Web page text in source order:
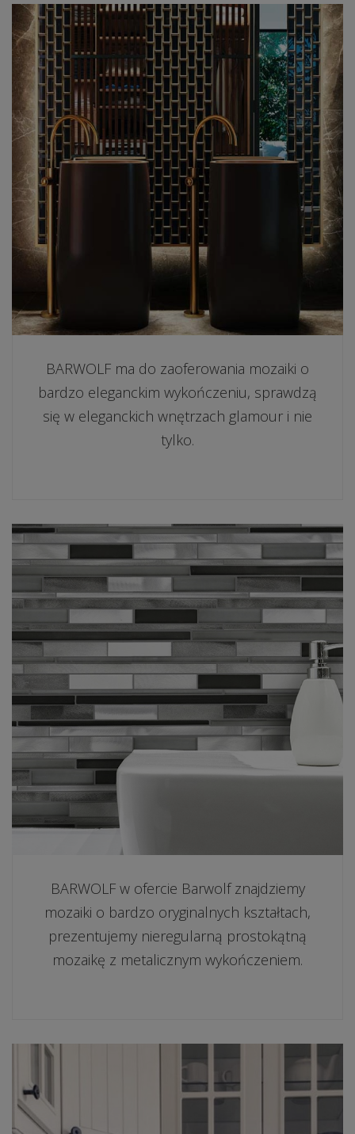
BARWOLF ma do zaoferowania mozaiki o
bardzo eleganckim wykończeniu, sprawdzą
się w eleganckich wnętrzach glamour i nie
tylko.
BARWOLF w ofercie Barwolf znajdziemy
mozaiki o bardzo oryginalnych kształtach,
prezentujemy nieregularną prostokątną
mozaikę z metalicznym wykończeniem.